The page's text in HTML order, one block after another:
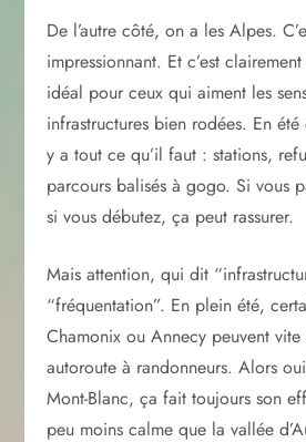
De l’autre côté, on a les Alpes.
impressionnant. Et c’est
idéal pour ceux qui aiment les
infrastructures bien rodées. En
y a tout ce qu’il faut : stations,
parcours balisés à gogo. Si vous
si vous débutez, ça peut rassurer.
Mais attention, qui dit
“fréquentation”. En plein été,
Chamonix ou Annecy peuvent
autoroute à randonneurs. Alors
Mont-Blanc, ça fait toujours son
peu moins calme que la vallée